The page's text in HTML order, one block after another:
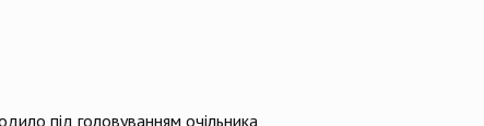
під головуванням очільника